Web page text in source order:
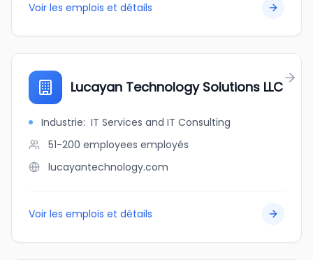
Voir les emplois et détails
Lucayan Technology Solutions LLC
Industrie: IT Services and IT Consulting
51-200 employees employés
lucayantechnology.com
Voir les emplois et détails